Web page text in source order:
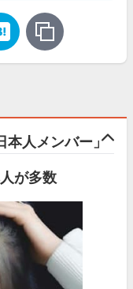
本人メンバー」
が多数